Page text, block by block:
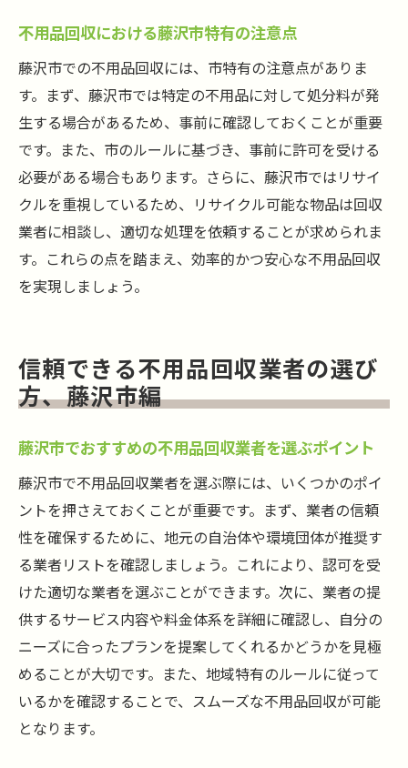
効率的な不用品回収のための藤沢市の最新サー
藤沢市で利用できる効率的な不用品回収サ
ービスの紹介
新しい不用品回収サービスの特徴と利用方
法
藤沢市での不用品回収サービスの選び方
効率的な不用品回収のための最新技術
藤沢市の不用品回収サービスを最大限に活
用する方法
藤沢市での不用品回収に失敗しないためのヒン
ト
不用品回収で失敗しやすいポイントとその
対策
藤沢市での不用品回収の失敗例から学ぶ成
功法
不用品回収でよくある失敗を避けるための
アドバイス
藤沢市での不用品回収の失敗を防ぐための
事前準備
失敗しない不用品回収のためのチェックリ
スト
不用品回収を安全に進めるための心得
不用品回収における藤沢市特有の注意点
藤沢市での不用品回収には、市特有の注意点がありま
す。まず、藤沢市では特定の不用品に対して処分料が発
生する場合があるため、事前に確認しておくことが重要
です。また、市のルールに基づき、事前に許可を受ける
必要がある場合もあります。さらに、藤沢市ではリサイ
クルを重視しているため、リサイクル可能な物品は回収
業者に相談し、適切な処理を依頼することが求められま
す。これらの点を踏まえ、効率的かつ安心な不用品回収
を実現しましょう。
信頼できる不用品回収業者の選び
方、藤沢市編
藤沢市でおすすめの不用品回収業者を選ぶポイント
藤沢市で不用品回収業者を選ぶ際には、いくつかのポイ
ントを押さえておくことが重要です。まず、業者の信頼
性を確保するために、地元の自治体や環境団体が推奨す
る業者リストを確認しましょう。これにより、認可を受
けた適切な業者を選ぶことができます。次に、業者の提
供するサービス内容や料金体系を詳細に確認し、自分の
ニーズに合ったプランを提案してくれるかどうかを見極
めることが大切です。また、地域特有のルールに従って
いるかを確認することで、スムーズな不用品回収が可能
となります。